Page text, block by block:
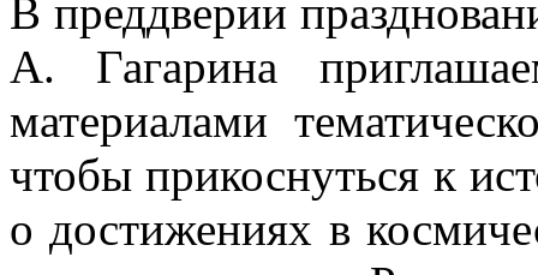
В преддверии
А. Гагарина
материалами
чтобыприкоснуться к
о достижениях в